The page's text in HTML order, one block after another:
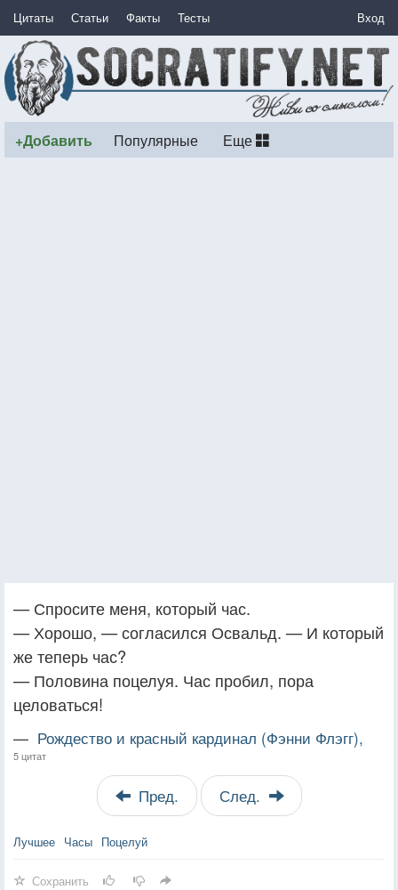
Цитаты Статьи Факты Тесты Вход
+Добавить Популярные Еще
— Спросите меня, который час.
— Хорошо, — согласился Освальд. — И который
же теперь час?
— Половина поцелуя. Час пробил, пора
целоваться!
— Рождество и красный кардинал (Фэнни Флэгг),
5 цитат
Пред. След.
Лучшее Часы Поцелуй
Сохранить